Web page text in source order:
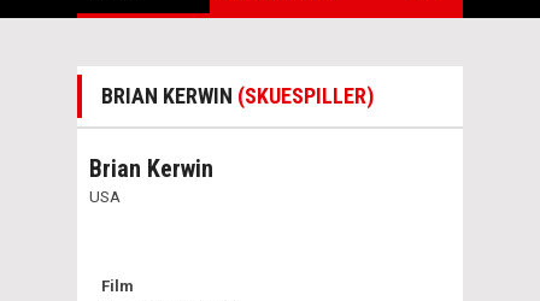
BRIAN KERWIN (SKUESPILLER)
Brian Kerwin
USA
Film